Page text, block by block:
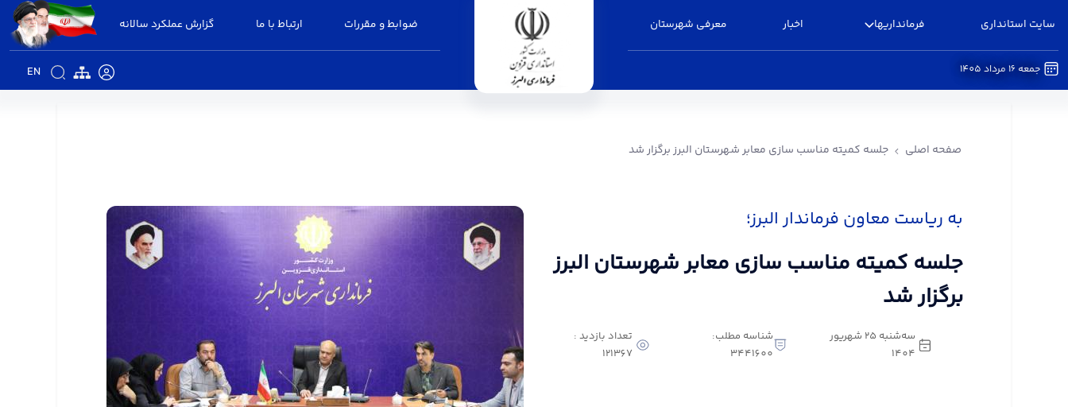
سایت استانداری فرمانداریها اخبار معرفی شهرستان ضوابط و مقررات ارتباط با ما گزارش عملکرد سالانه
EN جمعه 16 مرداد 1405
صفحه اصلی جلسه کمیته مناسب سازی معابر شهرستان البرز برگزار شد
به ریاست معاون فرماندار البرز؛
جلسه کمیته مناسب سازی معابر شهرستان البرز
برگزار شد
سه‌شنبه 25 شهریور
1404
شناسه مطلب:
3441600
تعداد بازدید :
121367